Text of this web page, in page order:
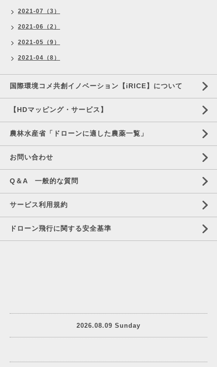
2021-07（3）
2021-06（2）
2021-05（9）
2021-04（8）
国際環境コメ共創イノベーション【iRICE】について
【HDマッピング・サービス】
農林水産省「ドローンに適した農薬一覧」
お問い合わせ
Q＆A 一般的な質問
サービス利用規約
ドローン飛行に関する安全基準
2026.08.09 Sunday